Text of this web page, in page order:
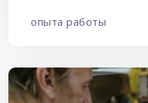
опыта работы